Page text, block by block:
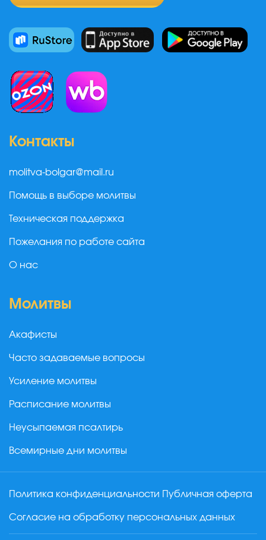
Контакты
molitva-bolgar@mail.ru
Помощь в выборе молитвы
Техническая поддержка
Пожелания по работе сайта
О нас
Молитвы
Акафисты
Часто задаваемые вопросы
Усиление молитвы
Расписание молитвы
Неусыпаемая псалтирь
Всемирные дни молитвы
Политика конфиденциальности Публичная оферта
Согласие на обработку персональных данных